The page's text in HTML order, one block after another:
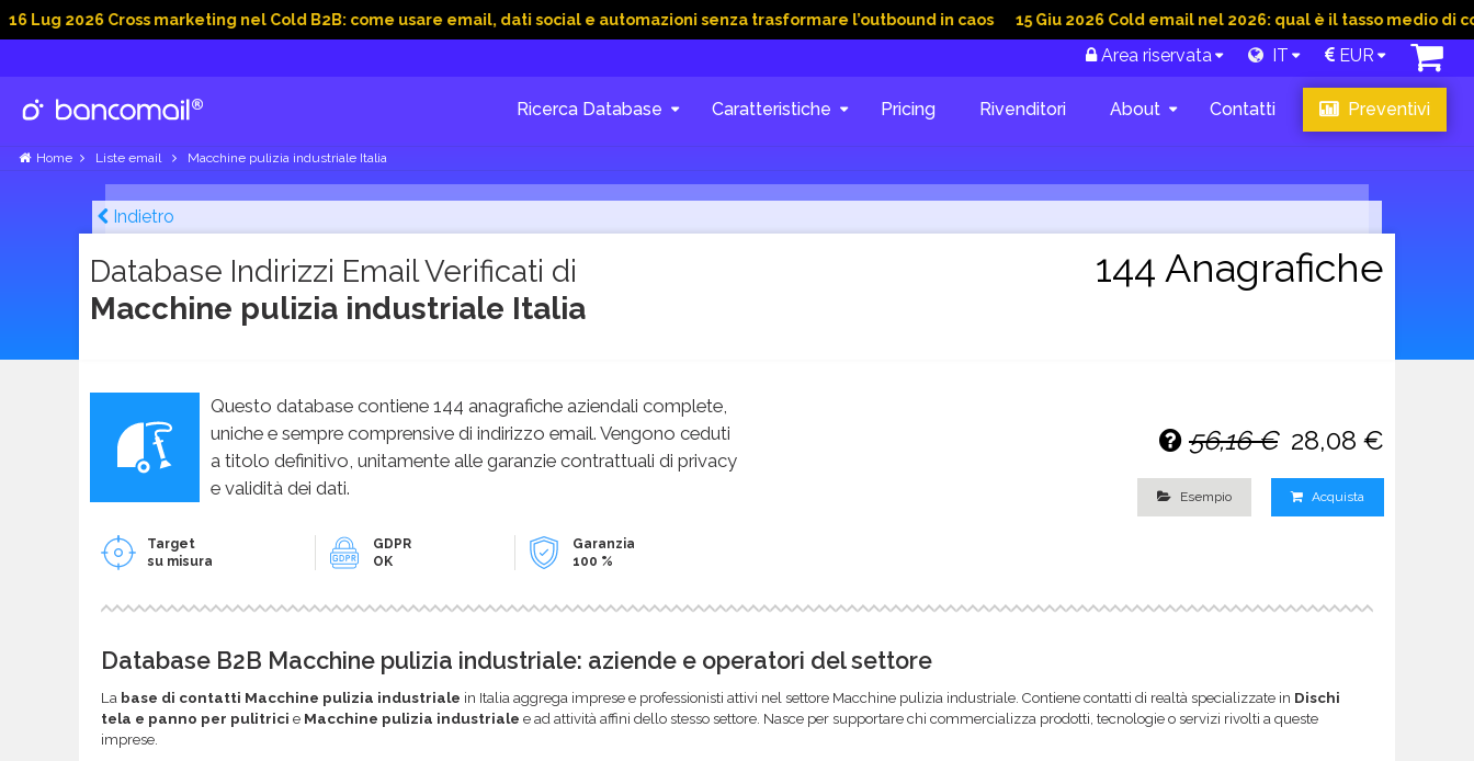
Cross marketing nel Cold B2B: come usare email, dati social e automazioni senza trasformare l’outbound in caos 15 Giu 2026 Cold email nel 2026: qual è il tasso medio di
Area riservata IT EUR
Ricerca Database Caratteristiche Pricing Rivenditori About Contatti Preventivi
Home Liste email Macchine pulizia industriale Italia
Indietro
Database Indirizzi Email Verificati di
Macchine pulizia industriale Italia
144 Anagrafiche
Questo database contiene 144 anagrafiche aziendali complete,
uniche e sempre comprensive di indirizzo email. Vengono ceduti
a titolo definitivo, unitamente alle garanzie contrattuali di privacy
e validità dei dati.
Target
su misura
GDPR
OK
Garanzia
100 %
56,16 € 28,08 €
Esempio Acquista
Database B2B Macchine pulizia industriale: aziende e operatori del settore
La base di contatti Macchine pulizia industriale in Italia aggrega imprese e professionisti attivi nel settore Macchine pulizia industriale. Contiene contatti di realtà specializzate in Dischi
tela e panno per pulitrici e Macchine pulizia industriale e ad attività affini dello stesso settore. Nasce per supportare chi commercializza prodotti, tecnologie o servizi rivolti a queste
imprese.